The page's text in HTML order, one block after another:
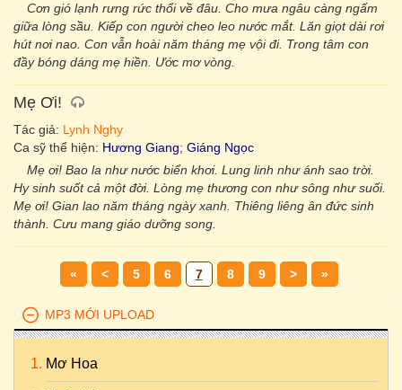
Cơn gió lạnh rưng rức thổi về đâu. Cho mưa ngâu càng ngấm
giữa lòng sầu. Kiếp con người cheo leo nước mắt. Lăn giọt dài rơi
hút nơi nao. Con vẫn hoài năm tháng mẹ vội đi. Trong tâm con
đầy bóng dáng mẹ hiền. Ước mơ vòng.
Mẹ Ơi!
Tác giả: Lynh Nghy
Ca sỹ thể hiện: Hương Giang; Giáng Ngọc
Mẹ ơi! Bao la như nước biển khơi. Lung linh như ánh sao trời.
Hy sinh suốt cả một đời. Lòng mẹ thương con như sông như suối.
Mẹ ơi! Gian lao năm tháng ngày xanh. Thiêng liêng ân đức sinh
thành. Cưu mang giáo dưỡng song.
« < 5 6 7 8 9 > »
MP3 MỚI UPLOAD
Mơ Hoa